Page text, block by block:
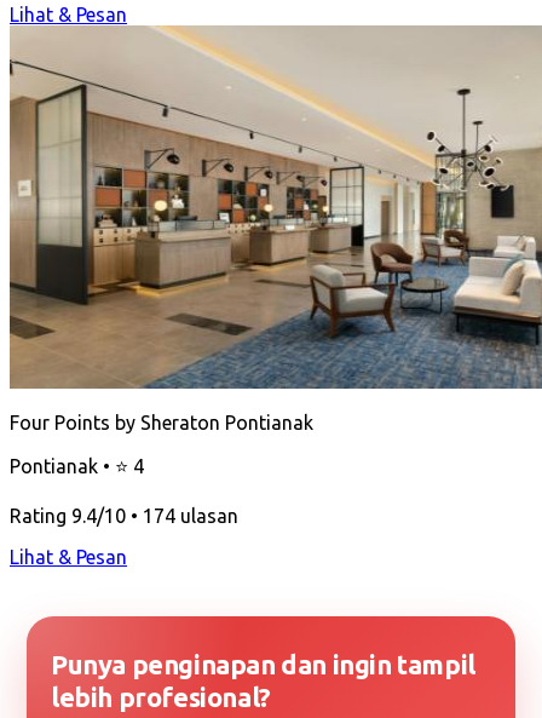
Lihat & Pesan
Four Points by Sheraton Pontianak
Pontianak • ⭐ 4
Rating 9.4/10 • 174 ulasan
Lihat & Pesan
Punya penginapan dan ingin tampil
lebih profesional?